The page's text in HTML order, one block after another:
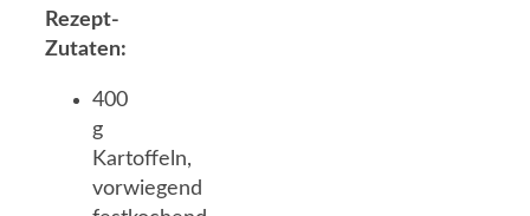
Rezept-
Zutaten:
400
g
Kartoffeln,
vorwiegend